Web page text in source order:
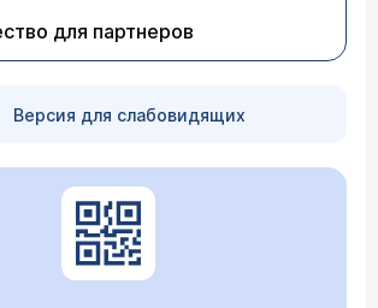
для партнеров
Версия для слабовидящих